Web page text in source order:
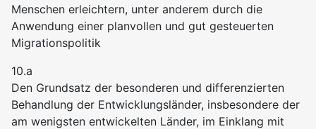
Menschen erleichtern, unter anderem durch die
Anwendung einer planvollen und gut gesteuerten
Migrationspolitik
10.a
Den Grundsatz der besonderen und differenzierten
Behandlung der Entwicklungsländer, insbesondere der
am wenigsten entwickelten Länder, im Einklang mit